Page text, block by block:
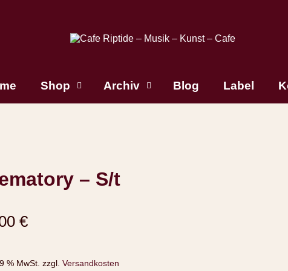
Shop Archiv Blog Label
– S/t
€
% MwSt. zzgl. Versandkosten